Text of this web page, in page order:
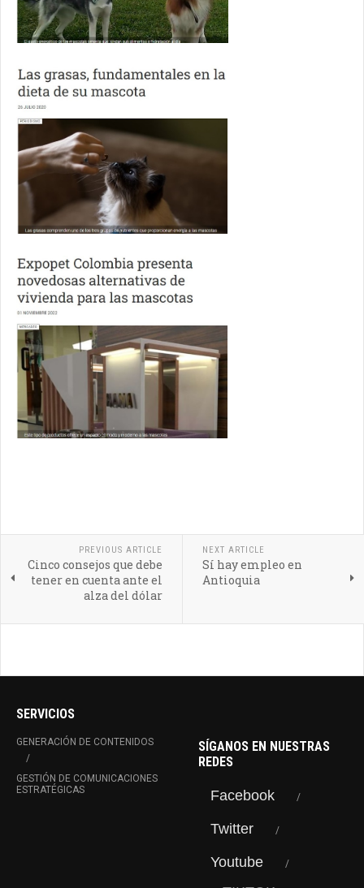
PREVIOUS ARTICLE
Cinco consejos que debe
tener en cuenta ante el
alza del dólar
NEXT ARTICLE
Sí hay empleo en
Antioquia
SERVICIOS
GENERACIÓN DE CONTENIDOS
GESTIÓN DE COMUNICACIONES
ESTRATÉGICAS
SÍGANOS EN NUESTRAS
REDES
Facebook
Twitter
Youtube